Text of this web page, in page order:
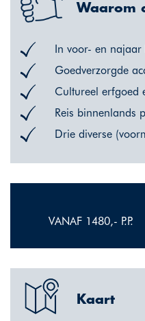
Waarom
In voor- en najaar
Goedverzorgde
Cultureel erfgoed
Reis binnenlands
Drie diverse
VANAF 1480,- P.P.
Kaart